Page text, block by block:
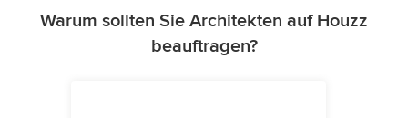
Warum sollten Sie Architekten auf Houzz
beauftragen?